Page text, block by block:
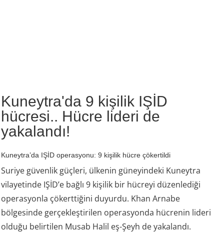
Kuneytra'da 9 kişilik IŞİD
hücresi.. Hücre lideri de
yakalandı!
Kuneytra’da IŞİD operasyonu: 9 kişilik hücre çökertildi
Suriye güvenlik güçleri, ülkenin güneyindeki Kuneytra
vilayetinde IŞİD’e bağlı 9 kişilik bir hücreyi düzenlediği
operasyonla çökerttiğini duyurdu. Khan Arnabe
bölgesinde gerçekleştirilen operasyonda hücrenin lideri
olduğu belirtilen Musab Halil eş-Şeyh de yakalandı.